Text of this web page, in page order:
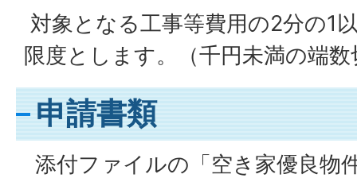
対象となる工事等費用の2分の1
限度とします。（千円未満の端
申請書類
添付ファイルの「空き家優良物